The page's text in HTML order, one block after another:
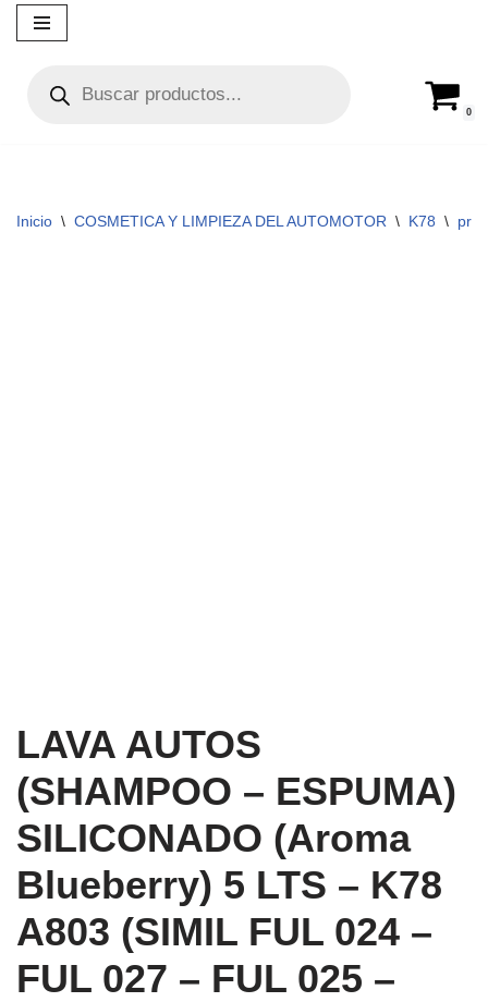
contenido
0
Inicio \ COSMETICA Y LIMPIEZA DEL AUTOMOTOR \ K78 \
LAVA AUTOS
(SHAMPOO – ESPUMA)
SILICONADO (Aroma
Blueberry) 5 LTS – K78
A803 (SIMIL FUL 024 –
FUL 027 – FUL 025 –